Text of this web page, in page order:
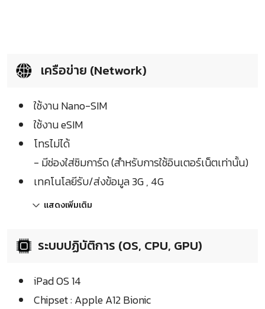
เครือข่าย (Network)
ใช้งาน Nano-SIM
ใช้งาน eSIM
โทรไม่ได้
- มีช่องใส่ซิมการ์ด (สำหรับการใช้อินเตอร์เน็ตเท่านั้น)
เทคโนโลยีรับ/ส่งข้อมูล 3G , 4G
แสดงเพิ่มเติม
ระบบปฏิบัติการ (OS, CPU, GPU)
iPad OS 14
Chipset : Apple A12 Bionic